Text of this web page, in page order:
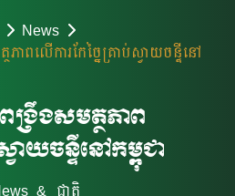
News
ពលើការកែច្នៃគ្រាប់ស្វាយចន្ទីនៅ
រឹងសមត្ថភាព
វាយចន្ទីនៅកម្ពុជា
& ជាតិ